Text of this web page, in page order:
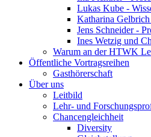
Lukas Kube -
Katharina
Jens Schneider -
Ines Wetzig und
Warum an der HTWK
Öffentliche Vortragsreihen
Gasthörerschaft
Über uns
Leitbild
Lehr- und
Chancengleichheit
Diversity